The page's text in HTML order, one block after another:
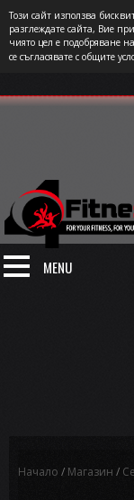
Този сайт използва
разглеждате сайта, Вие
чиято цел е подобряване
се съгласявате с общите
СПОРТЪТ И
MENU
Начало / Магазин /